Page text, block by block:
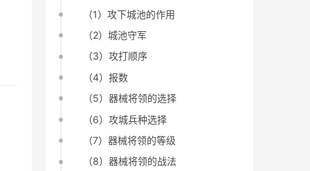
（1）攻下城池的作用
（2）城池守军
（3）攻打顺序
（4）报数
（5）器械将领的选择
（6）攻城兵种选择
（7）器械将领的等级
（8）器械将领的战法